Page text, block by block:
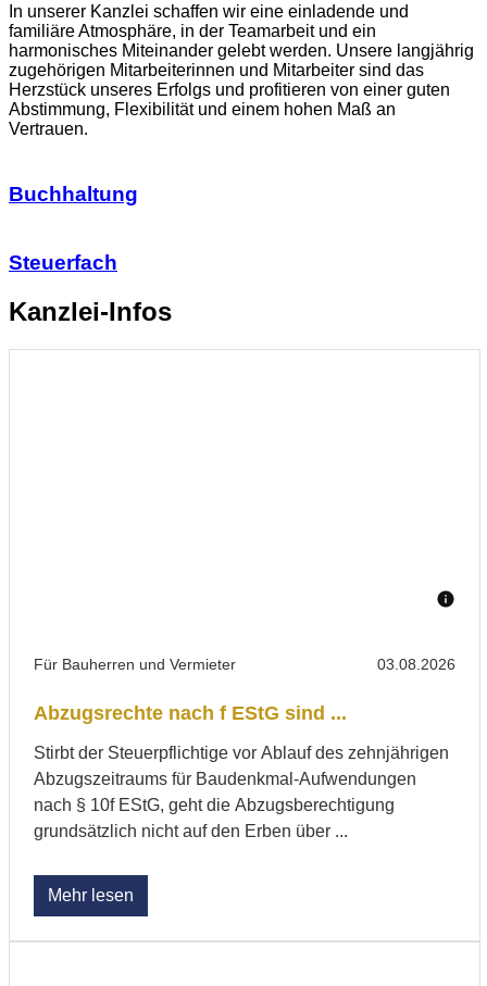
In unserer Kanzlei schaffen wir eine einladende und
familiäre Atmosphäre, in der Teamarbeit und ein
harmonisches Miteinander gelebt werden. Unsere langjährig
zugehörigen Mitarbeiterinnen und Mitarbeiter sind das
Herzstück unseres Erfolgs und profitieren von einer guten
Abstimmung, Flexibilität und einem hohen Maß an
Vertrauen.
Buchhaltung
Steuerfach
Kanzlei-Infos
Für Bauherren und Vermieter 03.08.2026
Abzugsrechte nach f EStG sind ...
Stirbt der Steuerpflichtige vor Ablauf des zehnjährigen
Abzugszeitraums für Baudenkmal-Aufwendungen
nach § 10f EStG, geht die Abzugsberechtigung
grundsätzlich nicht auf den Erben über ...
Mehr lesen